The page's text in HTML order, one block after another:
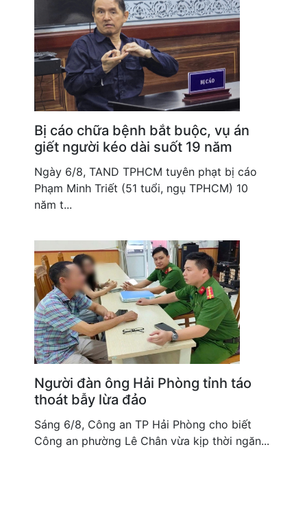
Bị cáo chữa bệnh bắt buộc, vụ án
giết người kéo dài suốt 19 năm
Ngày 6/8, TAND TPHCM tuyên phạt bị cáo
Phạm Minh Triết (51 tuổi, ngụ TPHCM) 10
năm t...
Người đàn ông Hải Phòng tỉnh táo
thoát bẫy lừa đảo
Sáng 6/8, Công an TP Hải Phòng cho biết
Công an phường Lê Chân vừa kịp thời ngăn...